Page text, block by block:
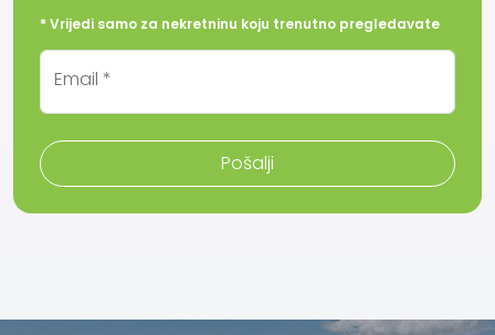
* Vrijedi samo za nekretninu koju trenutno pregledavate
Email *
Pošalji